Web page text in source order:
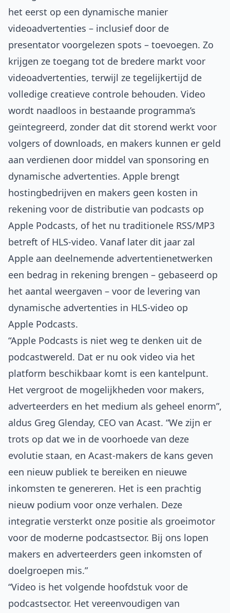
het eerst op een dynamische manier
videoadvertenties – inclusief door de
presentator voorgelezen spots – toevoegen. Zo
krijgen ze toegang tot de bredere markt voor
videoadvertenties, terwijl ze tegelijkertijd de
volledige creatieve controle behouden. Video
wordt naadloos in bestaande programma’s
geïntegreerd, zonder dat dit storend werkt voor
volgers of downloads, en makers kunnen er geld
aan verdienen door middel van sponsoring en
dynamische advertenties. Apple brengt
hostingbedrijven en makers geen kosten in
rekening voor de distributie van podcasts op
Apple Podcasts, of het nu traditionele RSS/MP3
betreft of HLS-video. Vanaf later dit jaar zal
Apple aan deelnemende advertentienetwerken
een bedrag in rekening brengen – gebaseerd op
het aantal weergaven – voor de levering van
dynamische advertenties in HLS-video op
Apple Podcasts.
“Apple Podcasts is niet weg te denken uit de
podcastwereld. Dat er nu ook video via het
platform beschikbaar komt is een kantelpunt.
Het vergroot de mogelijkheden voor makers,
adverteerders en het medium als geheel enorm”,
aldus Greg Glenday, CEO van Acast. “We zijn er
trots op dat we in de voorhoede van deze
evolutie staan, en Acast-makers de kans geven
een nieuw publiek te bereiken en nieuwe
inkomsten te genereren. Het is een prachtig
nieuw podium voor onze verhalen. Deze
integratie versterkt onze positie als groeimotor
voor de moderne podcastsector. Bij ons lopen
makers en adverteerders geen inkomsten of
doelgroepen mis.”
“Video is het volgende hoofdstuk voor de
podcastsector. Het vereenvoudigen van